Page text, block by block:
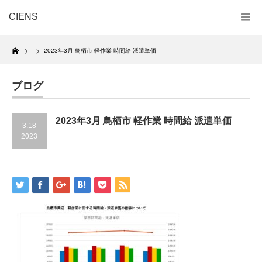
CIENS
Home
2023年3月 鳥栖市 軽作業 時間給 派遣単価
ブログ
3.18
2023
2023年3月 鳥栖市 軽作業 時間給 派遣単価